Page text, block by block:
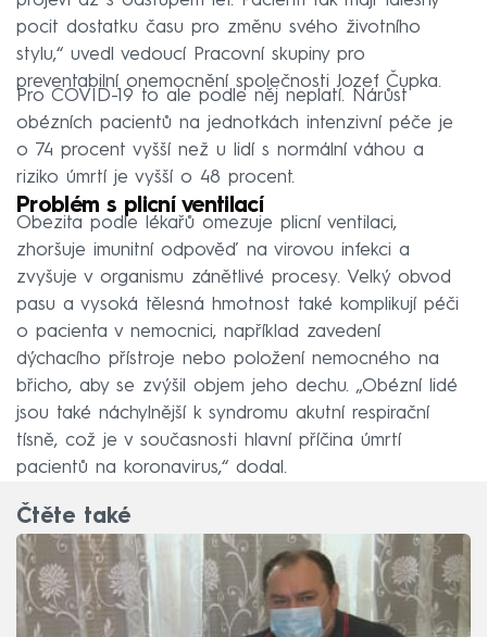
pocit dostatku času pro změnu svého životního
stylu,“ uvedl vedoucí Pracovní skupiny pro
preventabilní onemocnění společnosti Jozef Čupka.
Pro COVID-19 to ale podle něj neplatí. Nárůst
obézních pacientů na jednotkách intenzivní péče je
o 74 procent vyšší než u lidí s normální váhou a
riziko úmrtí je vyšší o 48 procent.
Problém s plicní ventilací
Obezita podle lékařů omezuje plicní ventilaci,
zhoršuje imunitní odpověď na virovou infekci a
zvyšuje v organismu zánětlivé procesy. Velký obvod
pasu a vysoká tělesná hmotnost také komplikují péči
o pacienta v nemocnici, například zavedení
dýchacího přístroje nebo položení nemocného na
břicho, aby se zvýšil objem jeho dechu. „Obézní lidé
jsou také náchylnější k syndromu akutní respirační
tísně, což je v současnosti hlavní příčina úmrtí
pacientů na koronavirus,“ dodal.
Čtěte také